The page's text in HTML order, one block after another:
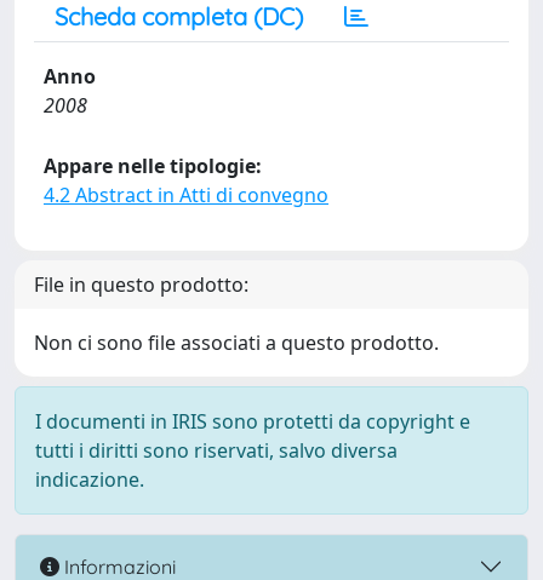
Scheda completa (DC)
Anno
2008
Appare nelle tipologie:
4.2 Abstract in Atti di convegno
File in questo prodotto:
Non ci sono file associati a questo prodotto.
I documenti in IRIS sono protetti da copyright e
tutti i diritti sono riservati, salvo diversa
indicazione.
Informazioni